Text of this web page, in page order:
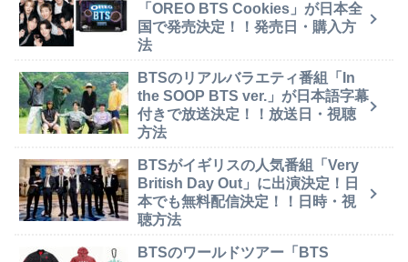
「OREO BTS Cookies」が日本全
国で発売決定！！発売日・購入方
法
BTSのリアルバラエティ番組「In
the SOOP BTS ver.」が日本語字幕
付きで放送決定！！放送日・視聴
方法
BTSがイギリスの人気番組「Very
British Day Out」に出演決定！日
本でも無料配信決定！！日時・視
聴方法
BTSのワールドツアー「BTS